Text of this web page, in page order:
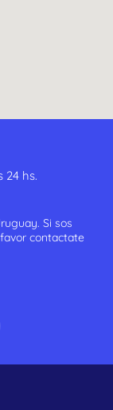
24 hs.
Si sos
contactate